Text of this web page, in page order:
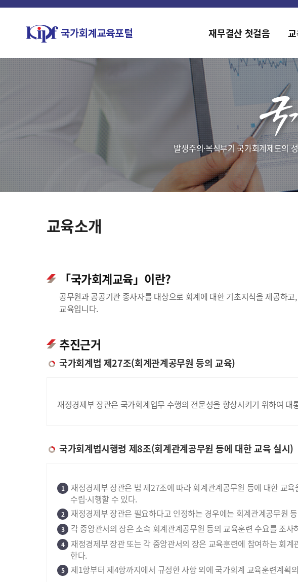
재무결산 첫걸음
발생주의·복식부기 국가회계제도의
교육소개
「국가회계교육」이란?
공무원과 공공기관 종사자를 대상으로 회계에 대한 기초지식을 제공하
교육입니다.
추진근거
국가회계법 제27조(회계관계공무원 등의 교육)
재정경제부 장관은 국가회계업무 수행의 전문성을 향상시키기 위하여
국가회계법시행령 제8조(회계관계공무원 등에 대한 교육 실시)
1
재정경제부 장관은 법 제27조에 따라 회계관계공무원 등에 대한 교
수립·시행할 수 있다.
2 재정경제부 장관은 필요하다고 인정하는 경우에는 회계관계공무원
3 각 중앙관서의 장은 소속 회계관계공무원 등의 교육훈련 수요를 조
4
재정경제부 장관 또는 각 중앙관서의 장은 교육훈련에 참여하는 회
한다.
5 제1항부터 제4항까지에서 규정한 사항 외에 국가회계 교육훈련계